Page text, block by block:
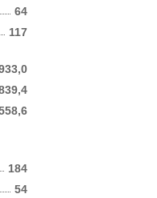
117
64
184
54